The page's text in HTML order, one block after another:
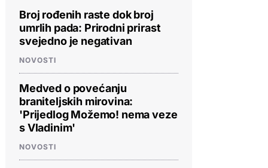
Broj rođenih raste dok broj
umrlih pada: Prirodni prirast
svejedno je negativan
NOVOSTI
Medved o povećanju
braniteljskih mirovina:
'Prijedlog Možemo! nema veze
s Vladinim'
NOVOSTI